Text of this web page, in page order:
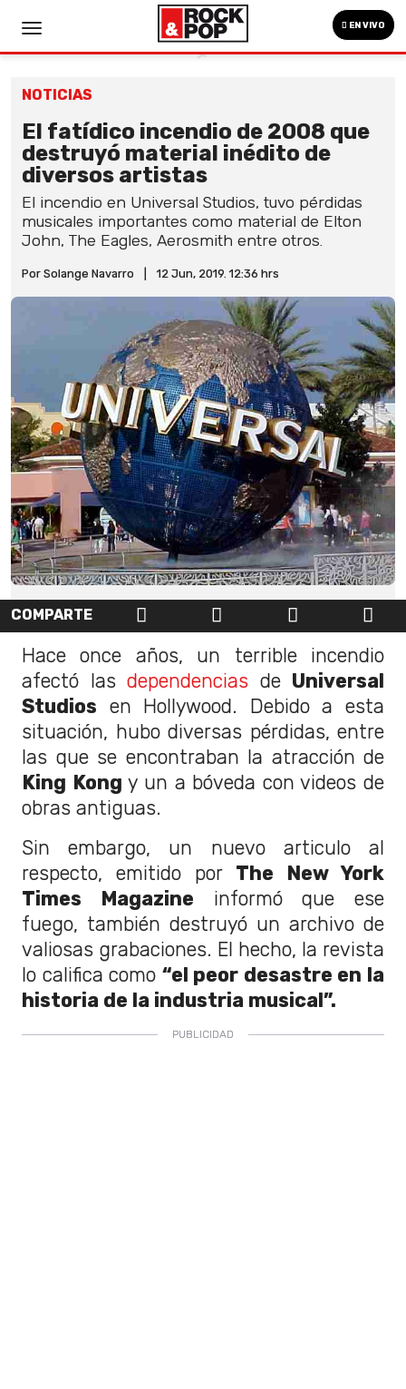
EN VIVO
NOTICIAS
El fatídico incendio de 2008 que
destruyó material inédito de
diversos artistas
El incendio en Universal Studios, tuvo pérdidas
musicales importantes como material de Elton
John, The Eagles, Aerosmith entre otros.
Por Solange Navarro 12 Jun, 2019. 12:36 hrs
COMPARTE
Hace once años, un terrible incendio
afectó las dependencias de Universal
Studios en Hollywood. Debido a esta
situación, hubo diversas pérdidas, entre
las que se encontraban la atracción de
King Kong y un a bóveda con videos de
obras antiguas.
Sin embargo, un nuevo articulo al
respecto, emitido por The New York
Times Magazine informó que ese
fuego, también destruyó un archivo de
valiosas grabaciones. El hecho, la revista
lo califica como “el peor desastre en la
historia de la industria musical”.